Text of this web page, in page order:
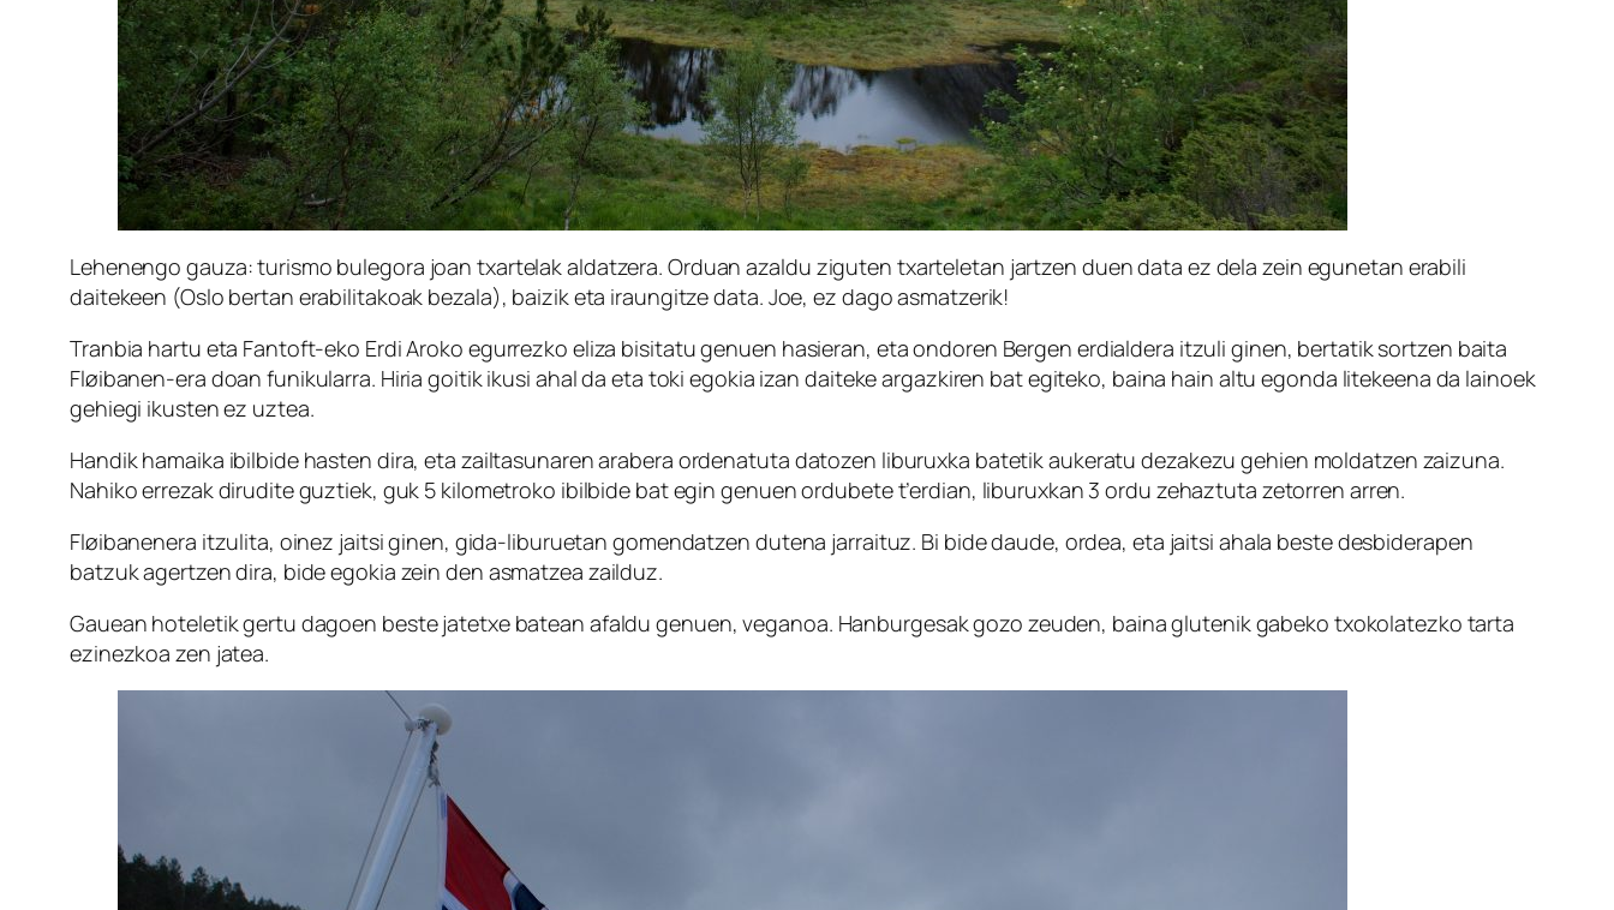
Lehenengo gauza: turismo bulegora joan txartelak aldatzera. Orduan azaldu ziguten txarteletan jartzen duen data ez dela zein egunetan erabili
daitekeen (Oslo bertan erabilitakoak bezala), baizik eta iraungitze data. Joe, ez dago asmatzerik!
Tranbia hartu eta Fantoft-eko Erdi Aroko egurrezko eliza bisitatu genuen hasieran, eta ondoren Bergen erdialdera itzuli ginen, bertatik sortzen baita
Fløibanen-era doan funikularra. Hiria goitik ikusi ahal da eta toki egokia izan daiteke argazkiren bat egiteko, baina hain altu egonda litekeena da lainoek
gehiegi ikusten ez uztea.
Handik hamaika ibilbide hasten dira, eta zailtasunaren arabera ordenatuta datozen liburuxka batetik aukeratu dezakezu gehien moldatzen zaizuna.
Nahiko errezak dirudite guztiek, guk 5 kilometroko ibilbide bat egin genuen ordubete t’erdian, liburuxkan 3 ordu zehaztuta zetorren arren.
Fløibanenera itzulita, oinez jaitsi ginen, gida-liburuetan gomendatzen dutena jarraituz. Bi bide daude, ordea, eta jaitsi ahala beste desbiderapen
batzuk agertzen dira, bide egokia zein den asmatzea zailduz.
Gauean hoteletik gertu dagoen beste jatetxe batean afaldu genuen, veganoa. Hanburgesak gozo zeuden, baina glutenik gabeko txokolatezko tarta
ezinezkoa zen jatea.